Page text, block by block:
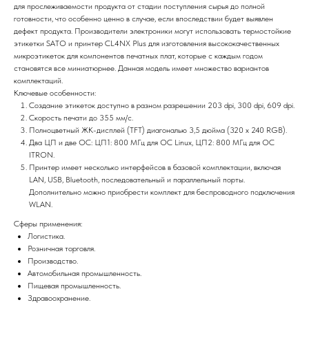
для прослеживаемости продукта от стадии поступления сырья до полной
готовности, что особенно ценно в случае, если впоследствии будет выявлен
дефект продукта. Производители электроники могут использовать термостойкие
этикетки SATO и принтер CL4NX Plus для изготовления высококачественных
микроэтикеток для компонентов печатных плат, которые с каждым годом
становятся все миниатюрнее. Данная модель имеет множество вариантов
комплектаций.
Ключевые особенности:
Создание этикеток доступно в разном разрешении 203 dpi, 300 dpi, 609 dpi.
Скорость печати до 355 мм/с.
Полноцветный ЖК-дисплей (TFT) диагональю 3,5 дюйма (320 x 240 RGB).
Два ЦП и две ОС: ЦП1: 800 МГц для ОС Linux, ЦП2: 800 МГц для ОС
ITRON.
Принтер имеет несколько интерфейсов в базовой комплектации, включая
LAN, USB, Bluetooth, последовательный и параллельный порты.
Дополнительно можно приобрести комплект для беспроводного подключения
WLAN.
Сферы применения:
Логистика.
Розничная торговля.
Производство.
Автомобильная промышленность.
Пищевая промышленность.
Здравоохранение.